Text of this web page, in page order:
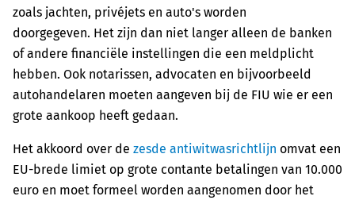
zoals jachten, privéjets en auto's worden
doorgegeven. Het zijn dan niet langer alleen de banken
of andere financiële instellingen die een meldplicht
hebben. Ook notarissen, advocaten en bijvoorbeeld
autohandelaren moeten aangeven bij de FIU wie er een
grote aankoop heeft gedaan.
Het akkoord over de zesde antiwitwasrichtlijn omvat een
EU-brede limiet op grote contante betalingen van 10.000
euro en moet formeel worden aangenomen door het